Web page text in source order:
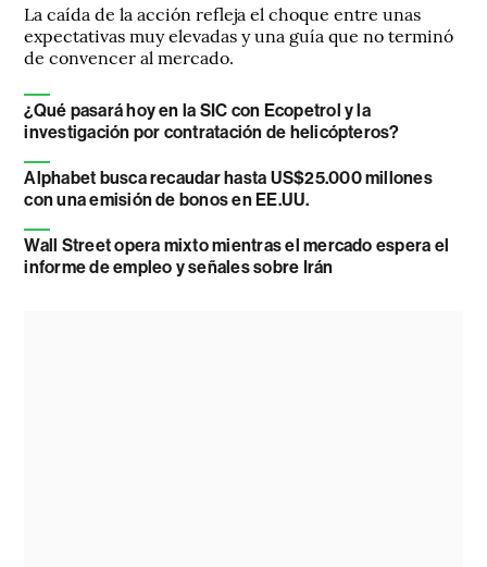
La caída de la acción refleja el choque entre unas
expectativas muy elevadas y una guía que no terminó
de convencer al mercado.
¿Qué pasará hoy en la SIC con Ecopetrol y la
investigación por contratación de helicópteros?
Alphabet busca recaudar hasta US$25.000 millones
con una emisión de bonos en EE.UU.
Wall Street opera mixto mientras el mercado espera el
informe de empleo y señales sobre Irán